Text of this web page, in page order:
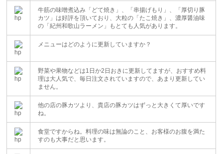
牛筋の味噌煮込み「どて焼き」、「串揚げもり」、「厚切り豚
カツ」は好評を頂いており、大粒の「たこ焼き」、濃厚醤油味
の「紀州和歌山ラーメン」もとても人気があります。
メニューはどのように更新していますか？
野菜や果物などは1日か2日おきに更新してますが、おすすめ料
理は大人気で、毎日注文されていますので、あまり更新してい
ません。
他の店の豚カツより、貴店の豚カツはずっと大きくて厚いです
ね。
食堂ですからね。料理の味は無論のこと、お客様のお腹を満た
すのも大事だと思います。